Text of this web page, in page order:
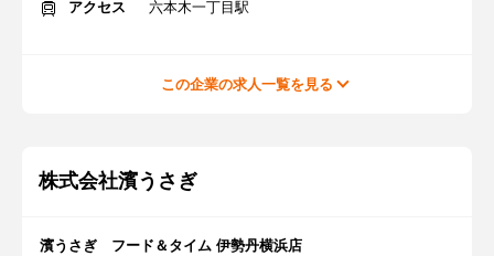
アクセス
六本木一丁目駅
この企業の求人一覧を見る
株式会社濱うさぎ
濱うさぎ フード＆タイム 伊勢丹横浜店